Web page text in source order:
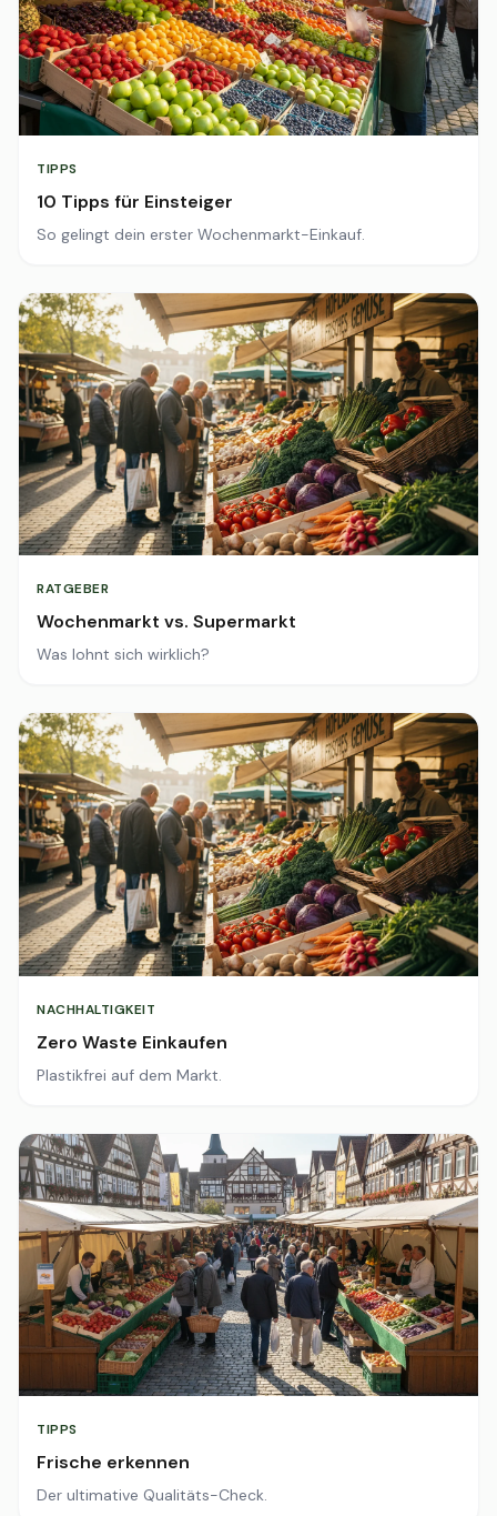
TIPPS
10 Tipps für Einsteiger
So gelingt dein erster Wochenmarkt-Einkauf.
RATGEBER
Wochenmarkt vs. Supermarkt
Was lohnt sich wirklich?
NACHHALTIGKEIT
Zero Waste Einkaufen
Plastikfrei auf dem Markt.
TIPPS
Frische erkennen
Der ultimative Qualitäts-Check.